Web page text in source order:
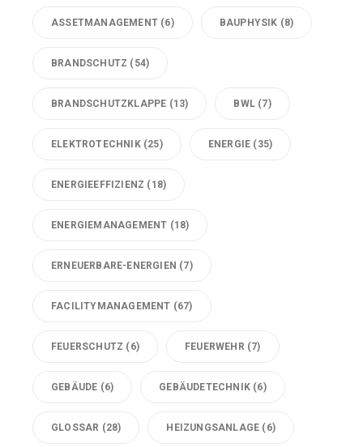
ASSETMANAGEMENT (6) BAUPHYSIK (8)
BRANDSCHUTZ (54)
BRANDSCHUTZKLAPPE (13) BWL (7)
ELEKTROTECHNIK(25) ENERGIE (35)
ENERGIEEFFIZIENZ (18)
ENERGIEMANAGEMENT (18)
ERNEUERBARE-ENERGIEN (7)
FACILITYMANAGEMENT (67)
FEUERSCHUTZ (6) FEUERWEHR (7)
GEBÄUDE (6) GEBÄUDETECHNIK (6)
GLOSSAR (28) HEIZUNGSANLAGE (6)